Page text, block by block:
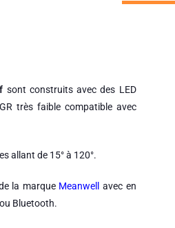
sont construits avec des LED
très faible compatible avec
allant de 15° à 120°.
la marque Meanwell
avec en
Bluetooth.